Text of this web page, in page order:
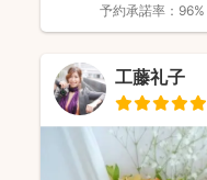
予約承諾率： 96%
工藤礼子